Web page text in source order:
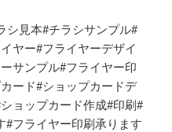
シ見本#チラシサンプル#
ヤー#フライヤーデザイ
サンプル#フライヤー印
ード#ショップカードデ
ョップカード作成#印刷#
#フライヤー印刷承ります